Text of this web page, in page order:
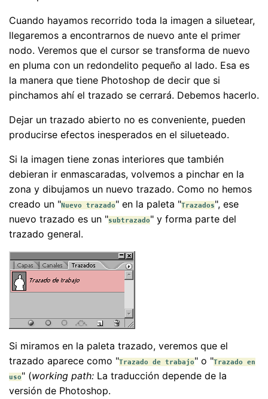
Cuando hayamos recorrido toda la imagen a siluetear,
llegaremos a encontrarnos de nuevo ante el primer
nodo. Veremos que el cursor se transforma de nuevo
en pluma con un redondelito pequeño al lado. Esa es
la manera que tiene Photoshop de decir que si
pinchamos ahí el trazado se cerrará. Debemos hacerlo.
Dejar un trazado abierto no es conveniente, pueden
producirse efectos inesperados en el silueteado.
Si la imagen tiene zonas interiores que también
debieran ir enmascaradas, volvemos a pinchar en la
zona y dibujamos un nuevo trazado. Como no hemos
creado un "Nuevo trazado" en la paleta "Trazados", ese
nuevo trazado es un "subtrazado" y forma parte del
trazado general.
Si miramos en la paleta trazado, veremos que el
trazado aparece como "Trazado de trabajo" o "Trazado en
uso" (working path: La traducción depende de la
versión de Photoshop.